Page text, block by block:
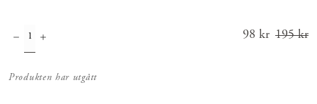
Nuvarande
98 kr 195 kr
Produkten har utgått